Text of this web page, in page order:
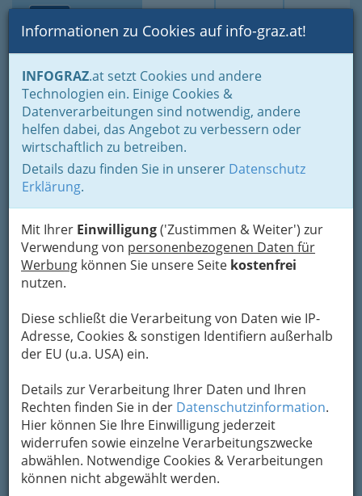
Suche Login Toggle
Informationen zu Cookies auf info-graz.at!
INFOGRAZ.at setzt Cookies und andere
Technologien ein. Einige Cookies &
Datenverarbeitungen sind notwendig, andere
helfen dabei, das Angebot zu verbessern oder
wirtschaftlich zu betreiben.
Details dazu finden Sie in unserer Datenschutz
Erklärung.
Mit Ihrer Einwilligung('Zustimmen & Weiter') zur
Verwendung von personenbezogenen Daten für
Werbung können Sie unsere Seite kostenfrei
nutzen.
Diese schließt die Verarbeitung von Daten wie IP-
Adresse, Cookies & sonstigen Identifiern außerhalb
der EU (u.a. USA) ein.
Details zur Verarbeitung Ihrer Daten und Ihren
Rechten finden Sie in der Datenschutzinformation.
Hier können Sie Ihre Einwilligung jederzeit
widerrufen sowie einzelne Verarbeitungszwecke
abwählen. Notwendige Cookies & Verarbeitungen
können nicht abgewählt werden.
Home Lifestyle Feste feiern
Feste im Jahreszyklus
Advent- und Weihnachtszeit bis Silvester und Neujahr
Weihnachtliche Themen - Wissenswertes & Interessantes
Basteln mit Nüssen und "Es wird schon glei dumpa"
Basteln mit Nüssen und "Es
wird schon glei dumpa"
Aus Nussschalen wunderschöne
Kleinigkeiten gestalten
Nüsse - köstlicher Geschmack und ideal für Bastler